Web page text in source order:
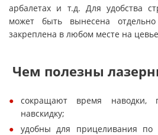
арбалетах и т.д. Для удобства
может быть вынесена
закреплена в любом месте на
Чем полезны
сокращают время наводки,
навскидку;
удобны для прицеливания по